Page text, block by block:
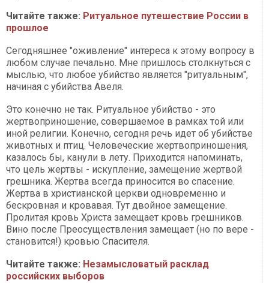
Читайте также: Ритуальное путешествие России в
прошлое
Сегодняшнее "оживление" интереса к этому вопросу в
любом случае печально. Мне пришлось столкнуться с
мыслью, что любое убийство является "ритуальным",
начиная с убийства Авеля.
Это конечно не так. Ритуальное убийство - это
жертвоприношение, совершаемое в рамках той или
иной религии. Конечно, сегодня речь идет об убийстве
животных и птиц. Человеческие жертвоприношения,
казалось бы, канули в лету. Приходится напоминать,
что цель жертвы - искупление, замещение жертвой
грешника. Жертва всегда приносится во спасение.
Жертва в христианской церкви одновременно и
бескровная и кровавая. Тут двойное замещение.
Пролитая кровь Христа замещает кровь грешников.
Вино после Преосуществления замещает (но по вере -
становится!) кровью Спасителя.
Читайте также: Незамысловатый расклад
российских выборов